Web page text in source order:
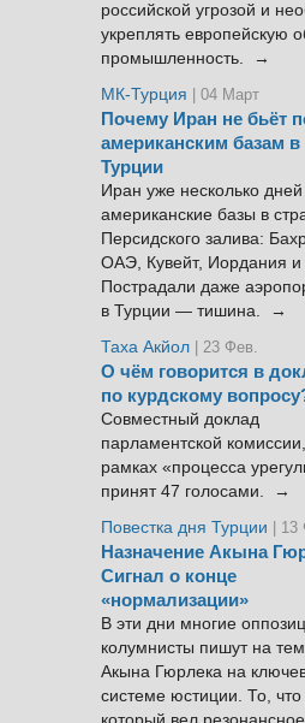
российской угрозой и
укреплять европейскую
промышленность. →
МК-Турция
| 04 Март
Почему Иран не бьёт
американским базам в
Турции
Иран уже несколько
американские базы в
Персидского залива:
ОАЭ, Кувейт, Иордания и
Пострадали даже
в Турции — тишина. →
Таха Акйол | 23 Фев.
О чём говорится в
по курдскому
Совместный доклад
парламентской
рамках «процесса
принят 47 голосами. →
Повестка дня Турции
|
Назначение Акына
Сигнал о конце
«нормализации»
В эти дни многие
колумнисты пишут на
Акына Гюрлека на
системе юстиции. То, что